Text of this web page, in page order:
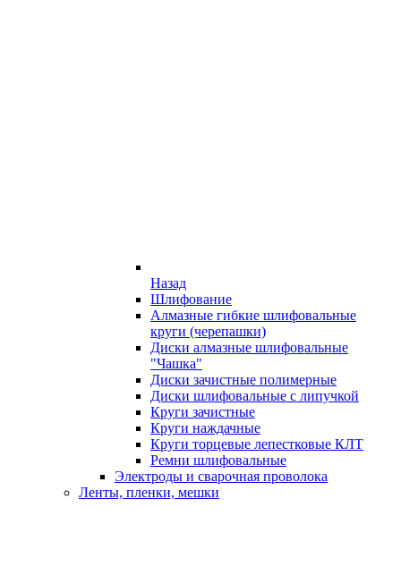
Назад
Шлифование
Алмазные гибкие шлифовальные
круги (черепашки)
Диски алмазные шлифовальные
"Чашка"
Диски зачистные полимерные
Диски шлифовальные с липучкой
Круги зачистные
Круги наждачные
Круги торцевые лепестковые КЛТ
Ремни шлифовальные
Электроды и сварочная проволока
Ленты, пленки, мешки